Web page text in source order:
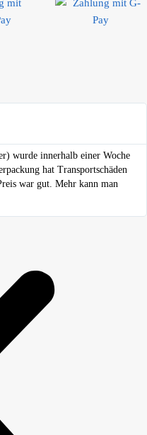
wurde innerhalb einer Woche
hat Transportschäden
war gut. Mehr kann man